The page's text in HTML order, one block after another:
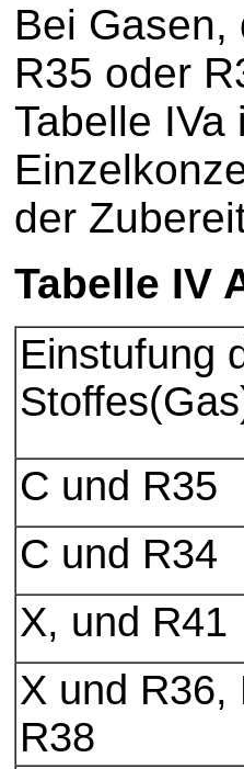
Bei
R35 oder
Tabelle
der
Tabelle IV
Einstufung
C und R35
C und R34
X, und R41
X und R36,
R38